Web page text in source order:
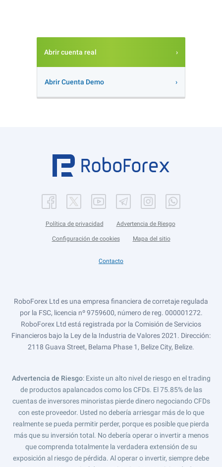
Abrir cuenta real
Abrir Cuenta Demo
Política de privacidad Advertencia de Riesgo
Configuración de cookies Mapa del sitio
Contacto
RoboForex Ltd es una empresa financiera de corretaje regulada
por la FSC, licencia nº 9759600, número de reg. 000001272.
RoboForex Ltd está registrada por la Comisión de Servicios
Financieros bajo la Ley de la Industria de Valores 2021. Dirección:
2118 Guava Street, Belama Phase 1, Belize City, Belize.
Advertencia de Riesgo: Existe un alto nivel de riesgo en el trading
de productos apalancados como los CFDs. El 75.85% de las
cuentas de inversores minoristas pierde dinero negociando CFDs
con este proveedor. Usted no debería arriesgar más de lo que
realmente se pueda permitir perder, porque es posible que pierda
más que su inversión total. No debería operar o invertir a menos
que comprenda totalmente la verdadera extensión de su
exposición al riesgo de pérdida. Al operar o invertir, siempre debe